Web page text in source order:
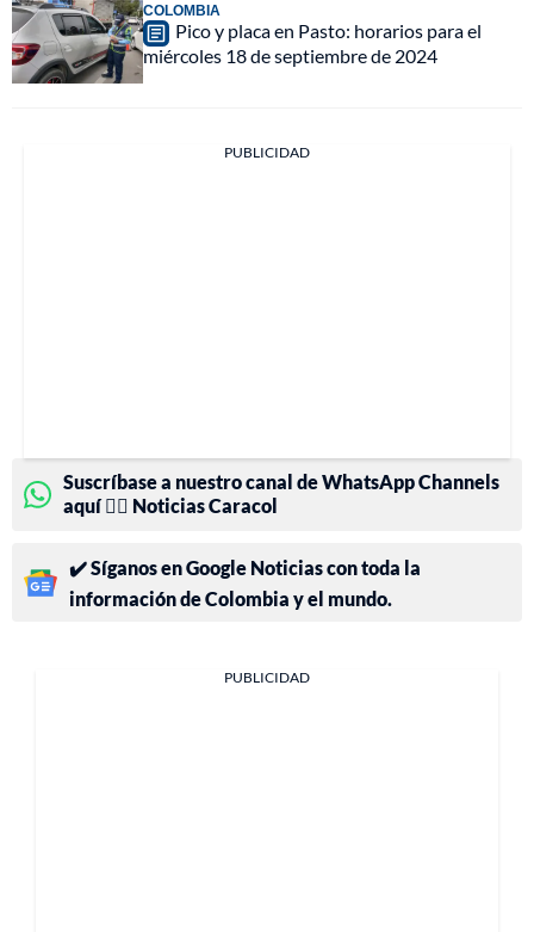
COLOMBIA
Pico y placa en Pasto: horarios para el
miércoles 18 de septiembre de 2024
PUBLICIDAD
Suscríbase a nuestro canal de WhatsApp Channels
aquí 👉🏻 Noticias Caracol
✔️ Síganos en Google Noticias con toda la
información de Colombia y el mundo.
PUBLICIDAD